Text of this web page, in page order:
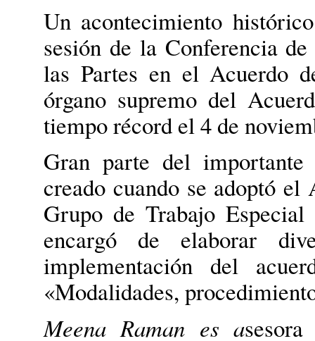
Un acontecimiento
sesión de la Conferencia
las Partes en el Acuerdo
órgano supremo del
tiempo récord el 4 de
Gran parte del
creado cuando se adoptó
Grupo de Trabajo
encargó de elaborar
implementación del
«Modalidades,
Meena Raman es a